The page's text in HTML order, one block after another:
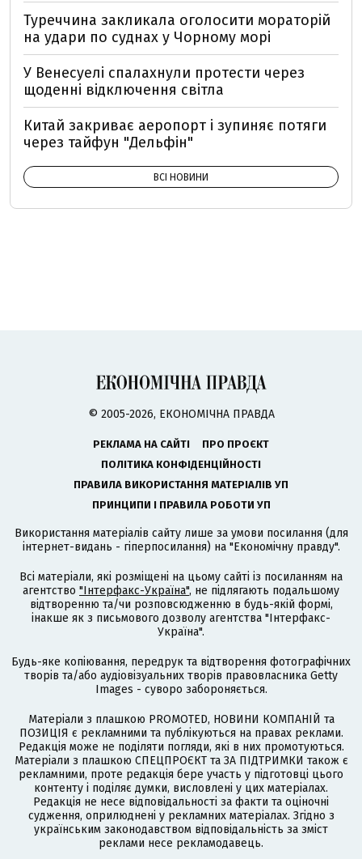
Туреччина закликала оголосити мораторій
на удари по суднах у Чорному морі
У Венесуелі спалахнули протести через
щоденні відключення світла
Китай закриває аеропорт і зупиняє потяги
через тайфун "Дельфін"
ВСІ НОВИНИ
© 2005-2026, ЕКОНОМІЧНА ПРАВДА
РЕКЛАМА НА САЙТІ
ПРО ПРОЄКТ
ПОЛІТИКА КОНФІДЕНЦІЙНОСТІ
ПРАВИЛА ВИКОРИСТАННЯ МАТЕРІАЛІВ УП
ПРИНЦИПИ І ПРАВИЛА РОБОТИ УП
Використання матеріалів сайту лише за умови посилання (для
інтернет-видань - гіперпосилання) на "Економічну правду".
Всі матеріали, які розміщені на цьому сайті із посиланням на
агентство "Інтерфакс-Україна", не підлягають подальшому
відтворенню та/чи розповсюдженню в будь-якій формі,
інакше як з письмового дозволу агентства "Інтерфакс-
Україна".
Будь-яке копіювання, передрук та відтворення фотографічних
творів та/або аудіовізуальних творів правовласника Getty
Images - суворо забороняється.
Матеріали з плашкою PROMOTED, НОВИНИ КОМПАНІЙ та
ПОЗИЦІЯ є рекламними та публікуються на правах реклами.
Редакція може не поділяти погляди, які в них промотуються.
Матеріали з плашкою СПЕЦПРОЄКТ та ЗА ПІДТРИМКИ також є
рекламними, проте редакція бере участь у підготовці цього
контенту і поділяє думки, висловлені у цих матеріалах.
Редакція не несе відповідальності за факти та оціночні
судження, оприлюднені у рекламних матеріалах. Згідно з
українським законодавством відповідальність за зміст
реклами несе рекламодавець.